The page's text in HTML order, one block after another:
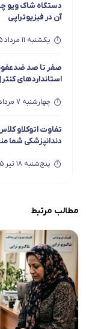
دستگاه شاک ویو
آن در فیزیوتراپی
یکشنبه 11 مرداد 1405
صفر تا صد
استانداردهای
چهارشنبه 7 مرداد 1405
دندانپزشکی شما
پنج‌شنبه 18 تیر 1405
مطالب مرتبط